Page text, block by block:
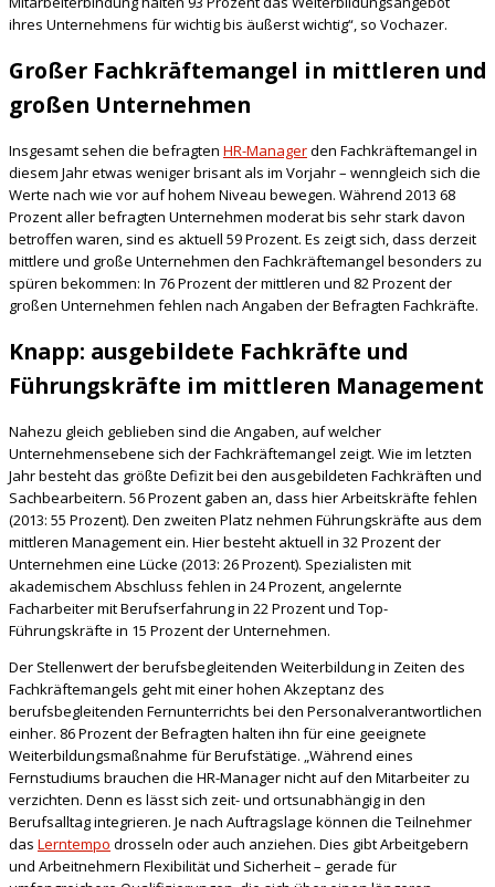
ihres Unternehmens für wichtig bis äußerst wichtig“, so Vochazer.
Großer Fachkräftemangel in mittleren und
großen Unternehmen
Insgesamt sehen die befragten HR-Managerden Fachkräftemangel in
diesem Jahr etwas weniger brisant als im Vorjahr – wenngleich sich die
Werte nach wie vor auf hohem Niveau bewegen. Während 2013 68
Prozent aller befragten Unternehmen moderat bis sehr stark davon
betroffen waren, sind es aktuell 59 Prozent. Es zeigt sich, dass derzeit
mittlere und große Unternehmen den Fachkräftemangel besonders zu
spüren bekommen: In 76 Prozent der mittleren und 82 Prozent der
großen Unternehmen fehlen nach Angaben der Befragten Fachkräfte.
Knapp: ausgebildete Fachkräfte und
Führungskräfte im mittleren Management
Nahezu gleich geblieben sind die Angaben, auf welcher
Unternehmensebene sich der Fachkräftemangel zeigt. Wie im letzten
Jahr besteht das größte Defizit bei den ausgebildeten Fachkräften und
Sachbearbeitern. 56 Prozent gaben an, dass hier Arbeitskräfte fehlen
(2013: 55 Prozent). Den zweiten Platz nehmen Führungskräfte aus dem
mittleren Management ein. Hier besteht aktuell in 32 Prozent der
Unternehmen eine Lücke (2013: 26 Prozent). Spezialisten mit
akademischem Abschluss fehlen in 24 Prozent, angelernte
Facharbeiter mit Berufserfahrung in 22 Prozent und Top-
Führungskräfte in 15 Prozent der Unternehmen.
Der Stellenwert der berufsbegleitenden Weiterbildung in Zeiten des
Fachkräftemangels geht mit einer hohen Akzeptanz des
berufsbegleitenden Fernunterrichts bei den Personalverantwortlichen
einher. 86 Prozent der Befragten halten ihn für eine geeignete
Weiterbildungsmaßnahme für Berufstätige. „Während eines
Fernstudiums brauchen die HR-Manager nicht auf den Mitarbeiter zu
verzichten. Denn es lässt sich zeit- und ortsunabhängig in den
Berufsalltag integrieren. Je nach Auftragslage können die Teilnehmer
das Lerntempo drosseln oder auch anziehen. Dies gibt Arbeitgebern
und Arbeitnehmern Flexibilität und Sicherheit – gerade für